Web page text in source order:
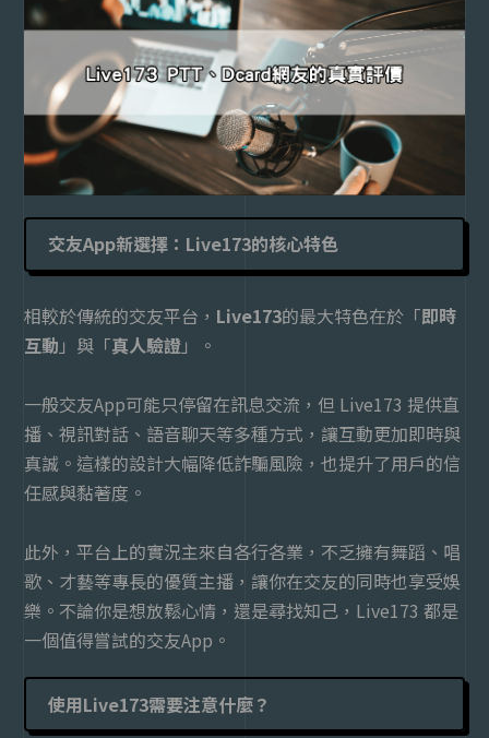
交友App新選擇：Live173的核心特色
相較於傳統的交友平台， Live173的最大特色在於「即時
互動 」與「真人驗證」。
一般交友App可能只停留在訊息交流，但 Live173 提供直
播、視訊對話、語音聊天等多種方式，讓互動更加即時與
真誠。這樣的設計大幅降低詐騙風險，也提升了用戶的信
任感與黏著度。
此外，平台上的實況主來自各行各業，不乏擁有舞蹈、唱
歌、才藝等專長的優質主播，讓你在交友的同時也享受娛
樂。不論你是想放鬆心情，還是尋找知己， Live173都是
一個值得嘗試的交友App 。
使用Live173需要注意什麼？